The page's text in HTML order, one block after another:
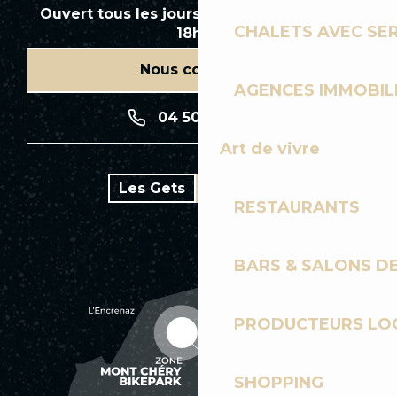
CHALETS AVEC
AGENCES
Art de vivre
RESTAURANTS
BARS & SALONS
PRODUCTEURS
SHOPPING
Ouvert tous les jours en saison de 8h30 à
18h30
Nous contacter
04 50 74 74 74
Les Gets